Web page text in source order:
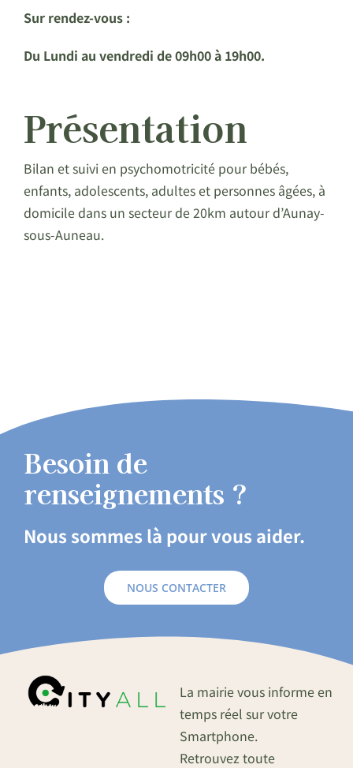
Sur rendez-vous :
Du Lundi au vendredi de 09h00 à 19h00.
Présentation
Bilan et suivi en psychomotricité pour bébés,
enfants, adolescents, adultes et personnes âgées, à
domicile dans un secteur de 20km autour d’Aunay-
sous-Auneau.
Besoin de
renseignements ?
Nous sommes là pour vous aider.
NOUS CONTACTER
La mairie vous informe en
temps réel sur votre
Smartphone.
Retrouvez toute